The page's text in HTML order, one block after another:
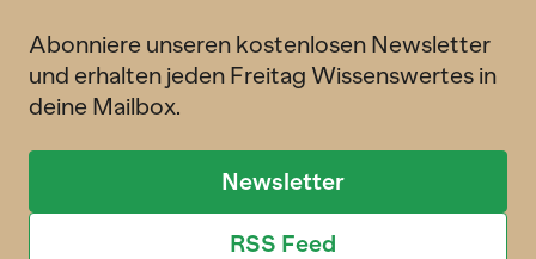
Abonniere unseren kostenlosen Newsletter
und erhalten jeden Freitag Wissenswertes in
deine Mailbox.
Newsletter
RSS Feed